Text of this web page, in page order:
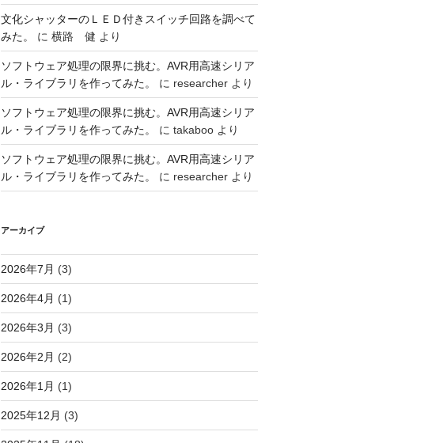
文化シャッターのＬＥＤ付きスイッチ回路を調べて
みた。
に 横路 健 より
ソフトウェア処理の限界に挑む。AVR用高速シリア
ル・ライブラリを作ってみた。
に researcherより
ソフトウェア処理の限界に挑む。AVR用高速シリア
ル・ライブラリを作ってみた。
に takabooより
ソフトウェア処理の限界に挑む。AVR用高速シリア
ル・ライブラリを作ってみた。
に researcherより
アーカイブ
2026年7月 (3)
2026年4月 (1)
2026年3月 (3)
2026年2月 (2)
2026年1月 (1)
2025年12月 (3)